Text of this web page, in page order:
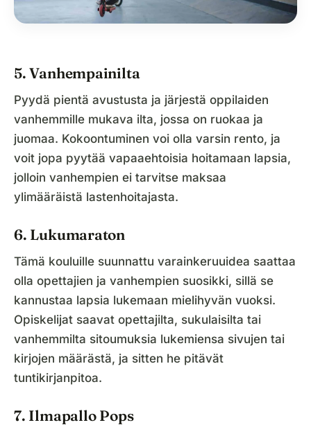
5. Vanhempainilta
Pyydä pientä avustusta ja järjestä oppilaiden
vanhemmille mukava ilta, jossa on ruokaa ja
juomaa. Kokoontuminen voi olla varsin rento, ja
voit jopa pyytää vapaaehtoisia hoitamaan lapsia,
jolloin vanhempien ei tarvitse maksaa
ylimääräistä lastenhoitajasta.
6. Lukumaraton
Tämä kouluille suunnattu varainkeruuidea saattaa
olla opettajien ja vanhempien suosikki, sillä se
kannustaa lapsia lukemaan mielihyvän vuoksi.
Opiskelijat saavat opettajilta, sukulaisilta tai
vanhemmilta sitoumuksia lukemiensa sivujen tai
kirjojen määrästä, ja sitten he pitävät
tuntikirjanpitoa.
7. Ilmapallo Pops